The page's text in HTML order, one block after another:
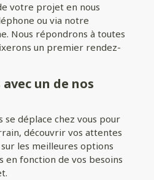
sans rail au sol, il assure un
esthétique épurée.
avec différentes formes de
: des courbes élégantes pour un
votre projet en nous
ou via notre
Nous répondrons à toutes
un premier rendez-
un de nos
se déplace chez vous pour
découvrir vos attentes
les meilleures options
en fonction de vos besoins